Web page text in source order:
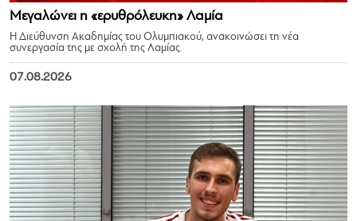
Μεγαλώνει η «ερυθρόλευκη» Λαμία
Η Διεύθυνση Ακαδημίας του Ολυμπιακού, ανακοινώσει τη νέα
συνεργασία της με σχολή της Λαμίας.
07.08.2026